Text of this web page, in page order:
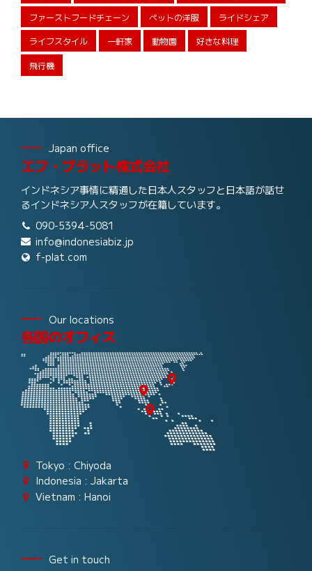
ファーストフードチェーン ペットの洋服 ライドシェア
ライフスタイル 一軒家 動物園 好きな料理
飛行機
Japan office
エフ・プラット株式会社
インドネシア事情に精通した日本人スタッフと日本語が話せ
るインドネシア人スタッフが在籍しています。
090-5394-5081
info@indonesiabiz.jp
f-plat.com
Our locations
各国のオフィス
Tokyo : Chiyoda
Indonesia : Jakarta
Vietnam : Hanoi
Get in touch